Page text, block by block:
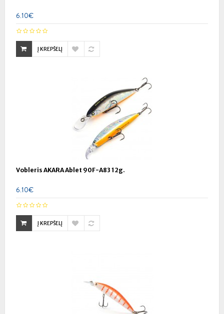
6.10€
Į KREPŠELĮ
Vobleris AKARA Ablet 90F-A83 12g.
6.10€
Į KREPŠELĮ